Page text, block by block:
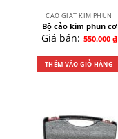
CAO GIẬT KIM PHUN
Bộ cảo kim phun cơ
Giá bán: 550.000 ₫
THÊM VÀO GIỎ HÀNG